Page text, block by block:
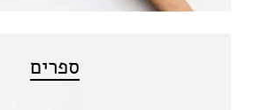
ספרים